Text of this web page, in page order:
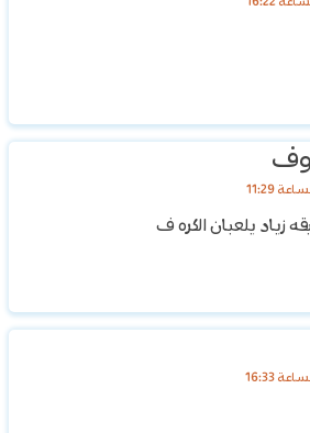
زياد يلعبان الكره ف